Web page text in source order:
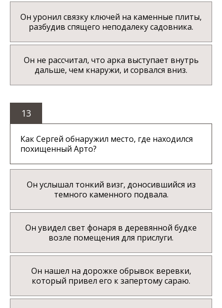
Он уронил связку ключей на каменные плиты,
разбудив спящего неподалеку садовника.
Он не рассчитал, что арка выступает внутрь
дальше, чем кнаружи, и сорвался вниз.
13
Как Сергей обнаружил место, где находился
похищенный Арто?
Он услышал тонкий визг, доносившийся из
темного каменного подвала.
Он увидел свет фонаря в деревянной будке
возле помещения для прислуги.
Он нашел на дорожке обрывок веревки,
который привел его к запертому сараю.